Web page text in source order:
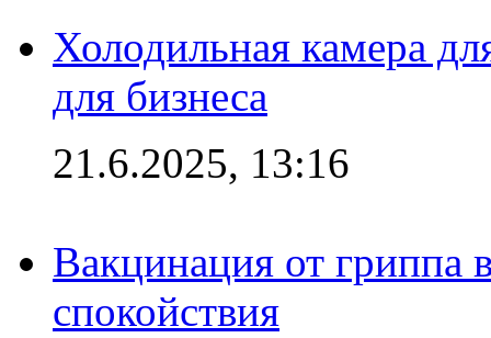
Холодильная камера
для бизнеса
21.6.2025, 13:16
Вакцинация от гриппа
спокойствия